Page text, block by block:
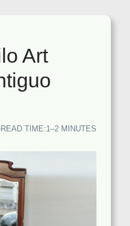
Art
READ TIME:1–2 MINUTES